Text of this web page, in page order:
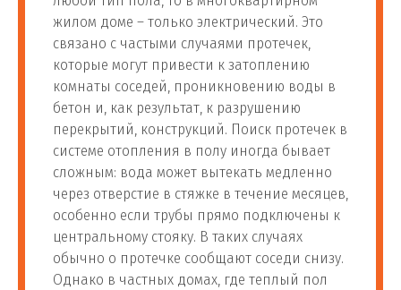
жилом доме – только электрический. Это
связано с частыми случаями протечек,
которые могут привести к затоплению
комнаты соседей, проникновению воды в
бетон и, как результат, к разрушению
перекрытий, конструкций. Поиск протечек в
системе отопления в полу иногда бывает
сложным: вода может вытекать медленно
через отверстие в стяжке в течение месяцев,
особенно если трубы прямо подключены к
центральному стояку. В таких случаях
обычно о протечке сообщают соседи снизу.
Однако в частных домах, где теплый пол